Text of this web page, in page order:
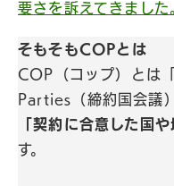
要さを訴えてきました
そもそもCOPとは
COP（コップ）と
Parties（締約国会議
「契約に合意した国
す。